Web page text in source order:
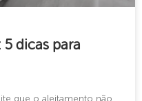
dicas para
que o aleitamento não